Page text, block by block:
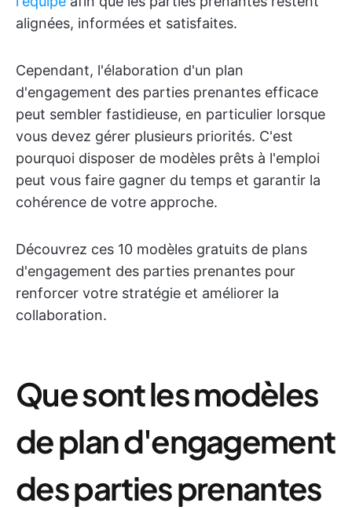
alignées, informées et satisfaites.
Cependant, l'élaboration d'un plan
d'engagement des parties prenantes efficace
peut sembler fastidieuse, en particulier lorsque
vous devez gérer plusieurs priorités. C'est
pourquoi disposer de modèles prêts à l'emploi
peut vous faire gagner du temps et garantir la
cohérence de votre approche.
Découvrez ces 10 modèles gratuits de plans
d'engagement des parties prenantes pour
renforcer votre stratégie et améliorer la
collaboration.
Que sont les modèles
de plan d'engagement
des parties prenantes